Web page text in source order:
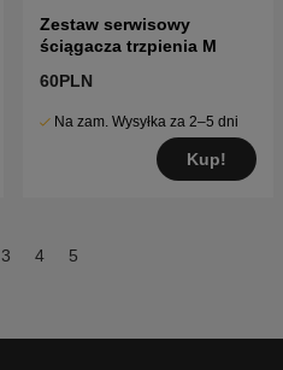
Zestaw serwisowy
ściągacza trzpienia M
60PLN
Na zam. Wysyłka za 2–5 dni
Kup!
3 4 5